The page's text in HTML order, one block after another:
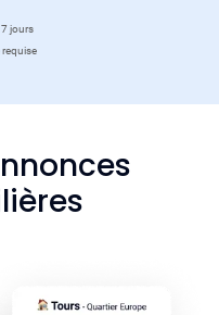
jours
requise